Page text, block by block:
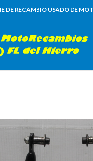
DE RECAMBIO USADO DE